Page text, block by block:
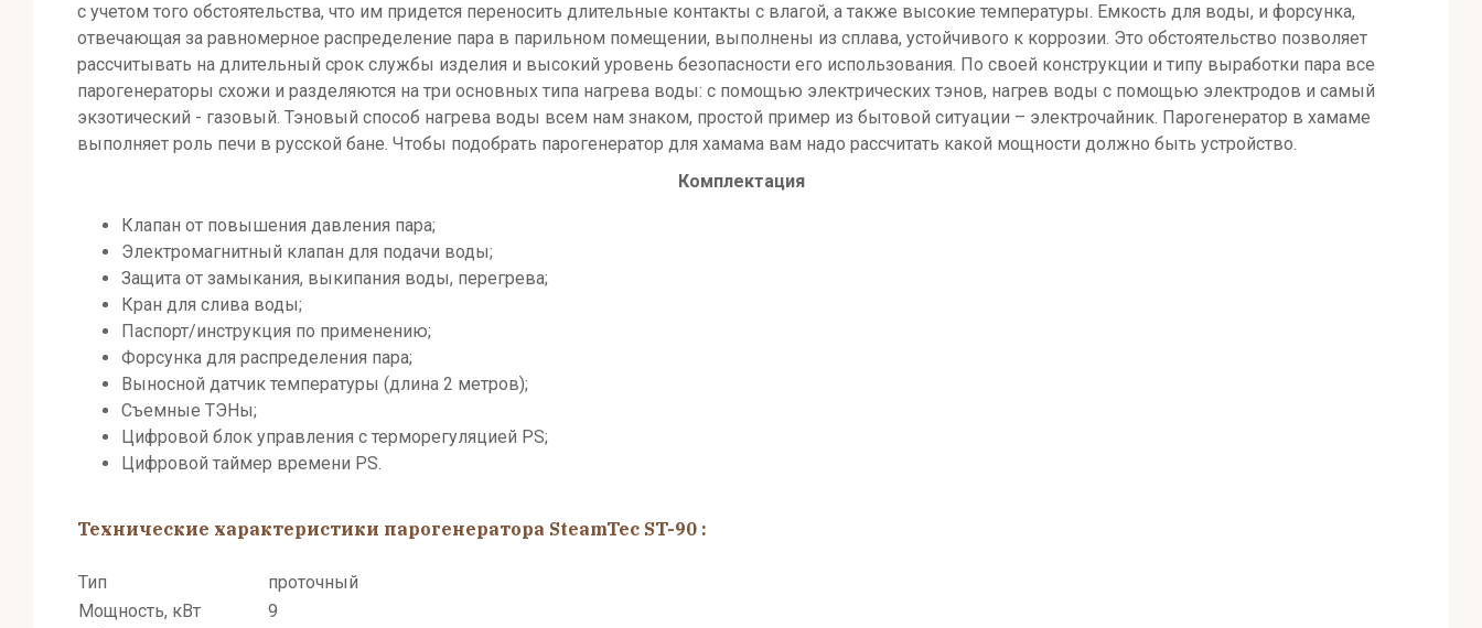
с учетом того обстоятельства, что им придется переносить длительные контакты с влагой, а также высокие температуры. Емкость для воды, и форсунка,
отвечающая за равномерное распределение пара в парильном помещении, выполнены из сплава, устойчивого к коррозии. Это обстоятельство позволяет
рассчитывать на длительный срок службы изделия и высокий уровень безопасности его использования. По своей конструкции и типу выработки пара все
парогенераторы схожи и разделяются на три основных типа нагрева воды: с помощью электрических тэнов, нагрев воды с помощью электродов и самый
экзотический - газовый. Тэновый способ нагрева воды всем нам знаком, простой пример из бытовой ситуации – электрочайник. Парогенератор в хамаме
выполняет роль печи в русской бане. Чтобы подобрать парогенератор для хамама вам надо рассчитать какой мощности должно быть устройство.
Комплектация
Клапан от повышения давления пара;
Электромагнитный клапан для подачи воды;
Защита от замыкания, выкипания воды, перегрева;
Кран для слива воды;
Паспорт/инструкция по применению;
Форсунка для распределения пара;
Выносной датчик температуры (длина 2 метров);
Съемные ТЭНы;
Цифровой блок управления с терморегуляцией PS;
Цифровой таймер времени PS.
Технические характеристики парогенератора SteamTec ST-90 :
Тип
проточный
Мощность, кВт
9